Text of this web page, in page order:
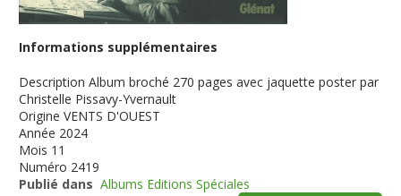
Informations supplémentaires
Description Album broché 270 pages avec jaquette poster par
Christelle Pissavy-Yvernault
Origine VENTS D'OUEST
Année 2024
Mois 11
Numéro 2419
Publié dans Albums Editions Spéciales